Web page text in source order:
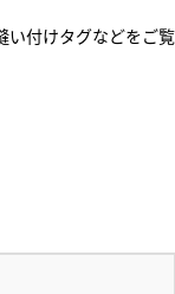
い付けタグなどをご覧